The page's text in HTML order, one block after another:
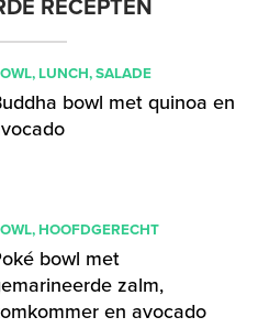
RECEPTEN
,LUNCH,SALADE
bowl met quinoa en
,HOOFDGERECHT
bowl met
zalm,
en avocado